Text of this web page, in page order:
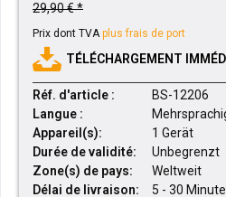
29,90 € *
Prix dont TVAplus frais de port
TÉLÉCHARGEMENT
Réf. d'article :
BS-12206
Langue :
Appareil(s):
1 Gerät
Durée de validité:
Unbegrenzt
Zone(s) de pays:
Weltweit
Délai de livraison:
5 - 30